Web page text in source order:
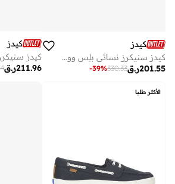
كيدز
كيدز سنيكرز نسائي بلِس ووك سهل الارتداء رياضي كريمي
ر.ق201.55
330.33
-39%
كيدز
ر.ق211.96
الأكثر طلبا